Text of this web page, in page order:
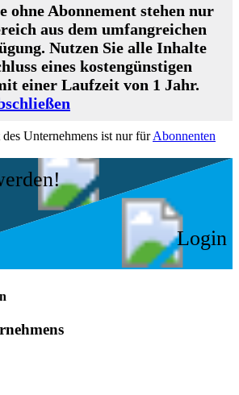
ohne Abonnement stehen nur
aus dem umfangreichen
Nutzen Sie alle Inhalte
eines kostengünstigen
einer Laufzeit von 1 Jahr.
Unternehmens ist nur fürAbonnenten
Login